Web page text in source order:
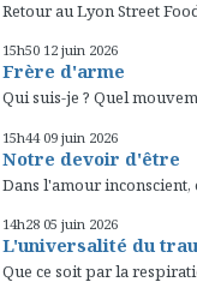
Retour au Lyon Street
15h50 12 juin 2026
Frère d'arme
Qui suis-je ? Quel
15h44 09 juin 2026
Notre devoir d'être
Dans l'amour inconscient,
14h28 05 juin 2026
L'universalité du
Que ce soit par la